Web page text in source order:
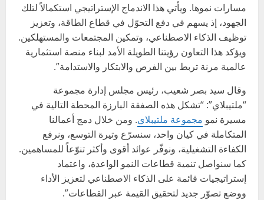
مسارات نموها. ويأتي هذا الاندماج الإستراتيجي استكمالاً لتلك
الجهود، إذ يسهم في دفع التحوّل في قطاع الطاقة، وتعزيز
توظيف الذكاء الاصطناعي، وتمكين المجتمعات والمستهلكين.
ويؤكد هذا التعاون رؤيتنا الطويلة الأمد لبناء منصة استثمارية
عالمية مرنة تربط بين الفرص والابتكار والاستدامة”.
وقال سيد بصر شعيب، رئيس مجلس إدارة مجموعة
“ملتيبلاي”: “تشكل هذه الصفقة البارزة المحطة التالية في
مسيرة نمو مجموعة ملتيبلاي. ومن خلال دمج أعمالنا
المتكاملة في كيان واحد، سنسرّع وتيرة التوسع، ونرفع
الكفاءة التشغيلية، ونوفّر عوائد أقوى وأكثر تنوّعاً للمساهمين.
كما سنواصل تنمية قطاعات النمو الواعدة، واعتماد
إستراتيجيات قائمة على الذكاء الاصطناعي لتعزيز الأداء
ووضع تصوّر جديد لتحقيق القيمة عبر القطاعات”.